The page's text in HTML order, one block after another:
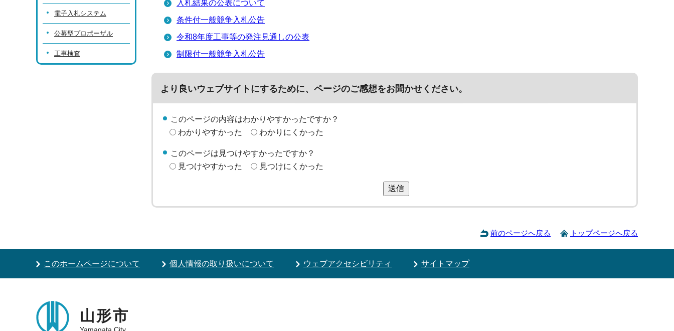
入札結果の公表について
条件付一般競争入札公告
令和8年度工事等の発注見通しの公表
制限付一般競争入札公告
より良いウェブサイトにするために、ページのご感想をお聞かせください。
このページの内容はわかりやすかったですか？
わかりやすかった
わかりにくかった
このページは見つけやすかったですか？
見つけやすかった
見つけにくかった
送信
電子入札システム
公募型プロポーザル
工事検査
前のページへ戻る トップページへ戻る
このホームページについて 個人情報の取り扱いについて ウェブアクセシビリティ サイトマップ
山形市